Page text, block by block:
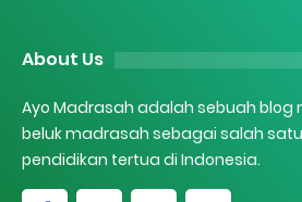
About Us
Ayo Madrasah adalah sebuah blog
beluk madrasah sebagai salah
pendidikan tertua di Indonesia.